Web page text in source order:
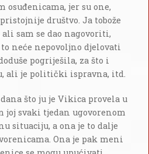
jer su one,
društvo. Ja tobože
sam se dao nagovoriti,
neće nepovoljno djelovati
pogriješila, za što i
ali je politički ispravna, itd.
što ju je Vikica provela u
joj svaki tjedan ugovorenom
situaciju, a ona je to dalje
Ona je pak meni